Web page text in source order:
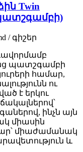
Twin
/ գիշեր
պատշգամբի
համար,
ու
է երկու
ինչն այն
միասին
միաժամանակ
և